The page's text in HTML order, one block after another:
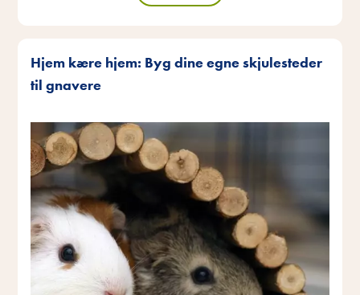
Hjem kære hjem: Byg dine egne skjulesteder
til gnavere